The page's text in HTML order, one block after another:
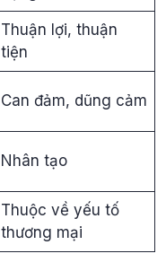
Thuận lợi, thuận
tiện
Can đảm, dũng cảm
Nhân tạo
Thuộc về yếu tố
thương mại